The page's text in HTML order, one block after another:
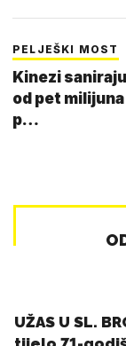
PELJEŠKI MOST
Kinezi
od pet
p…